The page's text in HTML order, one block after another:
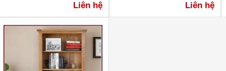
Liên hệ Liên hệ